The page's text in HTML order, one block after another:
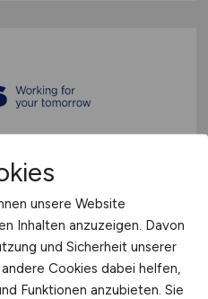
(m/w/d)
unsere Website
Inhalten anzuzeigen. Davon
und Sicherheit unserer
Cookies dabei helfen,
Funktionen anzubieten. Sie